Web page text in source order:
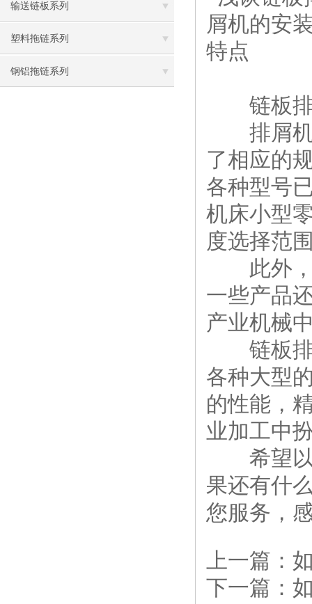
输送链板系列
塑料拖链系列
钢铝拖链系列
链板排
排屑机
了相应的
各种型号
机床小型
度选择范
此外，
一些产品
产业机械
链板排
各种大型
的性能，
业加工中
希望以
果还有什
您服务，
上一篇：
下一篇：